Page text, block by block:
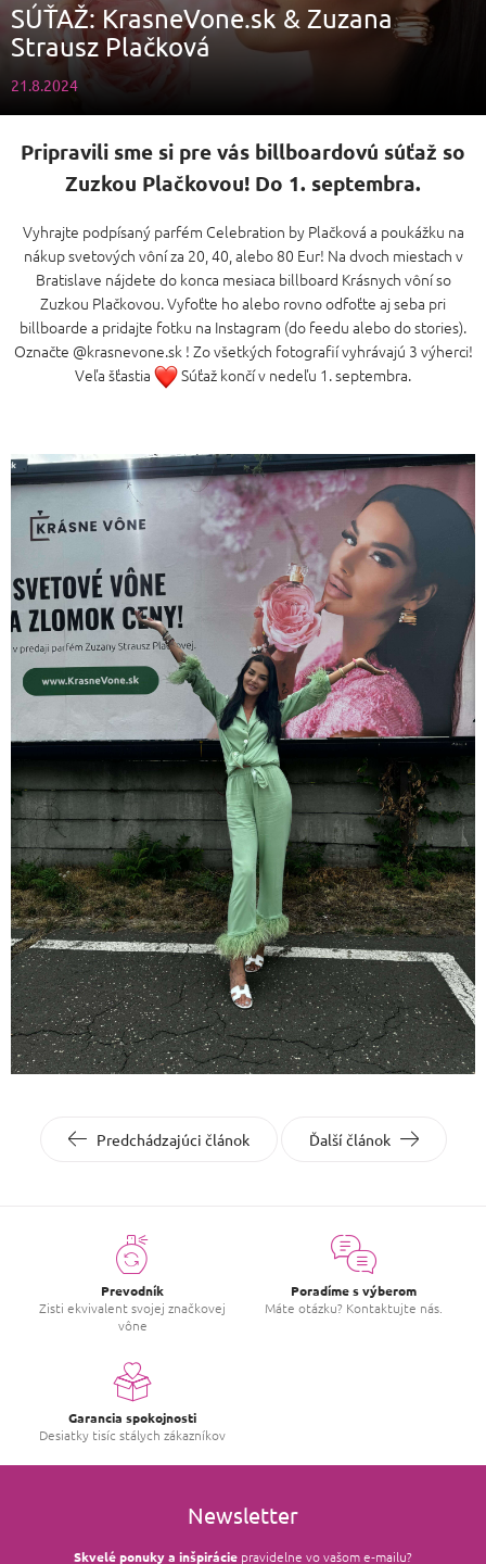
SÚŤAŽ: KrasneVone.sk & Zuzana
Strausz Plačková
21.8.2024
Pripravili sme si pre vás billboardovú súťaž so
Zuzkou Plačkovou! Do 1. septembra.
Vyhrajte podpísaný parfém Celebration by Plačková a poukážku na
nákup svetových vôní za 20, 40, alebo 80 Eur! Na dvoch miestach v
Bratislave nájdete do konca mesiaca billboard Krásnych vôní so
Zuzkou Plačkovou. Vyfoťte ho alebo rovno odfoťte aj seba pri
billboarde a pridajte fotku na Instagram (do feedu alebo do stories).
Označte @krasnevone.sk ! Zo všetkých fotografií vyhrávajú 3 výherci!
Veľa šťastia
Súťaž končí v nedeľu 1. septembra.
Predchádzajúci článok Ďalší článok
Prevodník
Zisti ekvivalent svojej značkovej
vône
Poradíme s výberom
Máte otázku? Kontaktujte nás.
Garancia spokojnosti
Desiatky tisíc stálych zákazníkov
Newsletter
Skvelé ponuky a inšpirácie pravidelne vo vašom e‑mailu?